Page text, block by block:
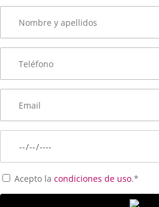
Acepto la condiciones de uso.*